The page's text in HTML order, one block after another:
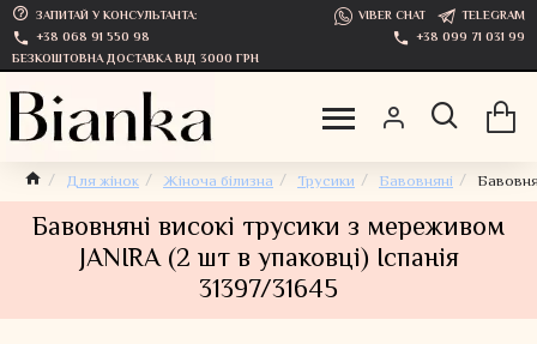
ЗАПИТАЙ У КОНСУЛЬТАНТА: VIBER CHAT
TELEGRAM
+38 068 91 550 98
+38 099 71 031 99
БЕЗКОШТОВНА ДОСТАВКА ВІД 3000 ГРН
Для жінок Жіноча білизна Трусики Бавовняні
Бавовняні високі трусики з мереживом
JANIRA (2 шт в упаковці) Іспанія
31397/31645